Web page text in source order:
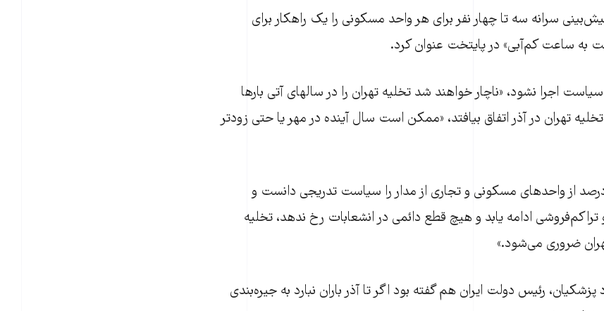
سرانه سه تا چهار نفر برای هر واحد مسکونی را یک راهکار برای
به ساعت کم‌آبی» در پایتخت عنوان کرد.
اجرا نشود، «ناچار خواهند شد تخلیه تهران را در سالهای آتی بارها
تهران در آذر اتفاق بیافتد، «ممکن است سال آینده در مهر یا حتی زودتر
خارج شدن حدود ۳۰ درصد از واحدهای مسکونی و تجاری از مدار را سیاست تدریجی دانست و
ادامه یابد و هیچ قطع دائمی در انشعابات رخ ندهد، تخلیه
رئیس دولت ایران هم گفته بود اگر تا آذر باران نبارد به جیره‌بندی